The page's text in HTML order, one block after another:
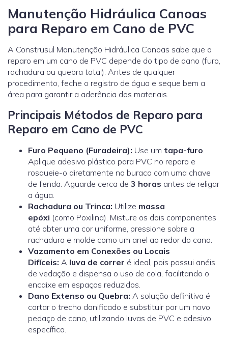
Manutenção Hidráulica Canoas
para Reparo em Cano de PVC
A Construsul Manutenção Hidráulica Canoas sabe que o
reparo em um cano de PVC depende do tipo de dano (furo,
rachadura ou quebra total). Antes de qualquer
procedimento, feche o registro de água e seque bem a
área para garantir a aderência dos materiais.
Principais Métodos de Reparo para
Reparo em Cano de PVC
Furo Pequeno (Furadeira): Use um tapa-furo
Aplique adesivo plástico para PVC no reparo e
rosqueie-o diretamente no buraco com uma chave
de fenda. Aguarde cerca de 3 horas antes de religar
a água.
Rachadura ou Trinca: Utilize massa
epóxi (como Poxilina). Misture os dois componentes
até obter uma cor uniforme, pressione sobre a
rachadura e molde como um anel ao redor do cano.
Vazamento em Conexões ou Locais
Difíceis: A luva de correr é ideal, pois possui anéis
de vedação e dispensa o uso de cola, facilitando o
encaixe em espaços reduzidos.
Dano Extenso ou Quebra: A solução definitiva é
cortar o trecho danificado e substituir por um novo
pedaço de cano, utilizando luvas de PVC e adesivo
específico.